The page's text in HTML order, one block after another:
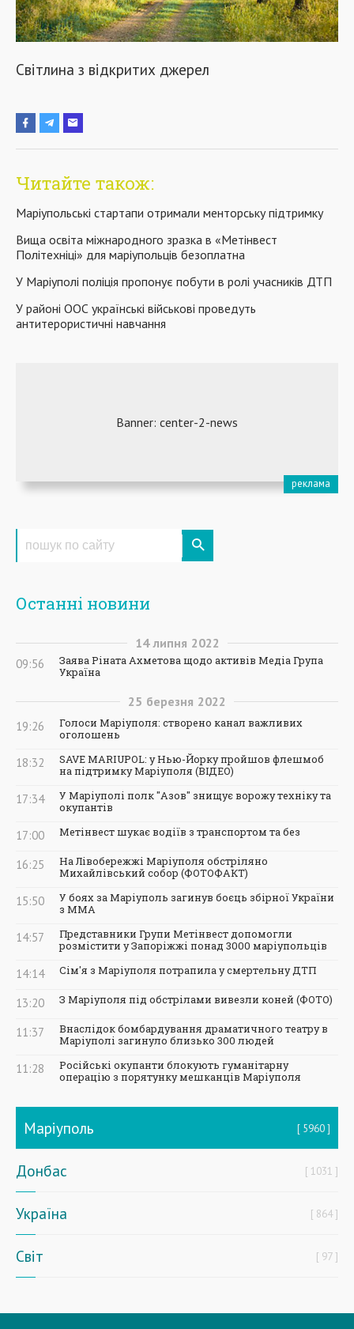
Світлина з відкритих джерел
Читайте також:
Маріупольські стартапи отримали менторську підтримку
Вища освіта міжнародного зразка в «Метінвест
Політехніці» для маріупольців безоплатна
У Маріуполі поліція пропонує побути в ролі учасників ДТП
У районі ООС українські військові проведуть
антитерористичні навчання
Останні новини
14 липня 2022
09:56
Заява Ріната Ахметова щодо активів Медіа Група
Україна
25 березня 2022
19:26
Голоси Маріуполя: створено канал важливих
оголошень
18:32
SAVE MARIUPOL: у Нью-Йорку пройшов флешмоб
на підтримку Маріуполя (ВІДЕО)
17:34
У Маріуполі полк "Азов" знищує ворожу техніку та
окупантів
17:00 Метінвест шукає водіїв з транспортом та без
16:25
На Лівобережжі Маріуполя обстріляно
Михайлівський собор (ФОТОФАКТ)
15:50
У боях за Маріуполь загинув боєць збірної України
з ММА
14:57
Представники Групи Метінвест допомогли
розмістити у Запоріжжі понад 3000 маріупольців
14:14 Сім'я з Маріуполя потрапила у смертельну ДТП
13:20 З Маріуполя під обстрілами вивезли коней (ФОТО)
11:37
Внаслідок бомбардування драматичного театру в
Маріуполі загинуло близько 300 людей
11:28
Російські окупанти блокують гуманітарну
операцію з порятунку мешканців Маріуполя
Маріуполь 5960
Донбас 1031
Україна 864
Світ 97